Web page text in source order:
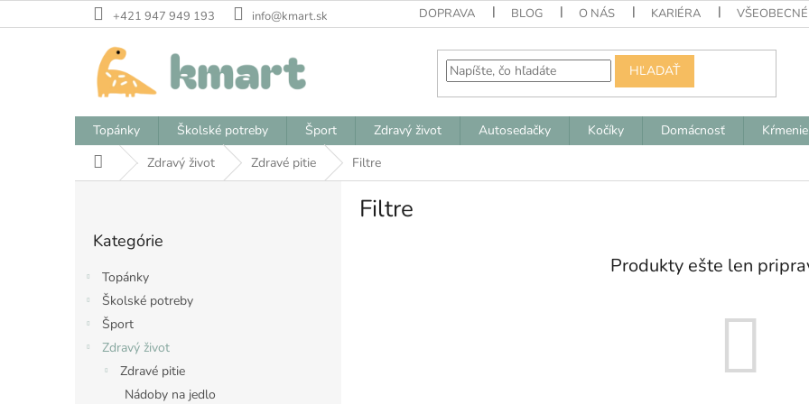
na
+421 947 949 193 info@kmart.sk DOPRAVA BLOG O NÁS KARIÉRA
HĽADAŤ
Topánky Školské potreby Šport Zdravý život Autosedačky Kočíky Domácnosť
DomovZdravý život Zdravé pitie Filtre
kategórie
Kategórie
Topánky
Školské potreby
Šport
Zdravý život
Zdravé pitie
Nádoby na jedlo
Filtre
Produkty ešte len